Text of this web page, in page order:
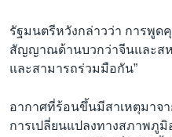
รัฐมนตรีหวังกล่าวว่า การพูด
สัญญาณด้านบวกว่าจีนและสห
และสามารถร่วมมือกัน”
อากาศที่ร้อนขึ้นมีสาเหตุมาจ
การเปลี่ยนแปลงทางสภาพภู